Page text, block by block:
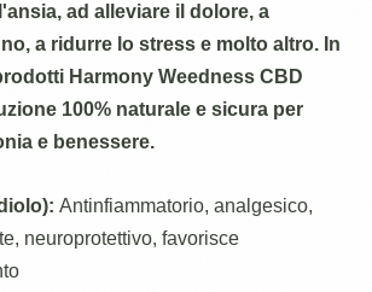
ad alleviare il dolore, a
a ridurre lo stress e molto altro. In
Harmony Weedness CBD
100% naturale e sicura per
e benessere.
Antinfiammatorio, analgesico,
neuroprotettivo, favorisce